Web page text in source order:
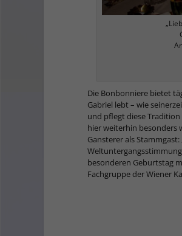
Die Bonbonniere bietet
Gabriel lebt – wie
und pflegt diese Tradition
hier weiterhin besonders
Gansterer als
besonderen Geburtstag
Fachgruppe der Wiener